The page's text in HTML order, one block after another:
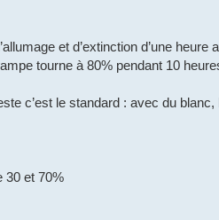
et d’extinction d’une heure
tourne à 80% pendant 10
c’est le standard : avec du blanc,
30 et 70%